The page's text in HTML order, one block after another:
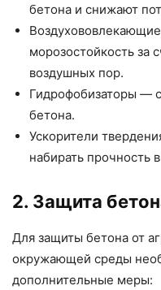
бетона и снижают
морозостойкость за
воздушных пор.
Гидрофобизаторы —
бетона.
Ускорители
набирать прочность
2. Защита
Для защиты бетона от
окружающей среды
дополнительные меры: